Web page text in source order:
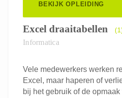
BEKIJK OPLEIDING
Excel draaitabellen
Informatica
Vele medewerkers werken
Excel, maar haperen of
bij het gebruik of de opmaak